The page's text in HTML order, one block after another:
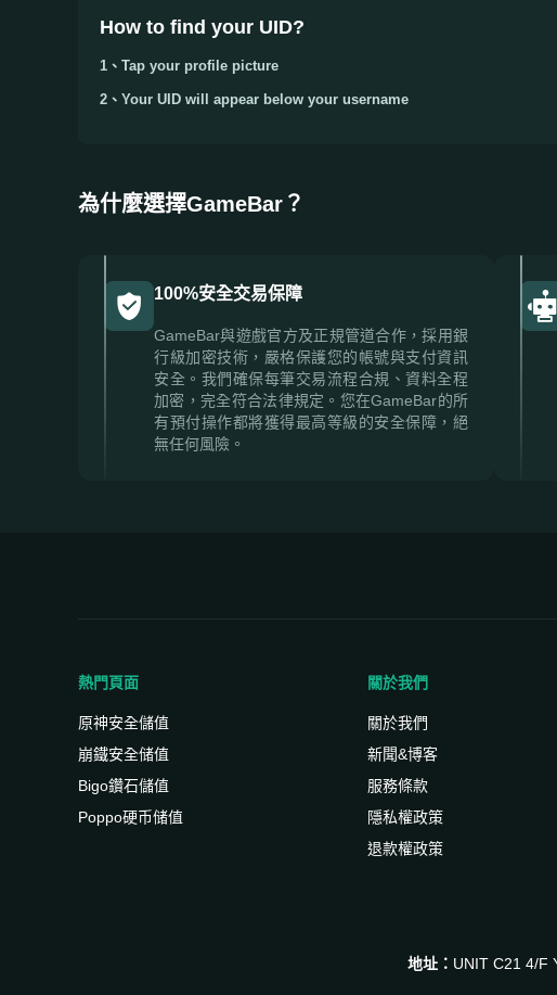
How to find your UID?
1、Tap your profile picture
2、Your UID will appear below your username
為什麼選擇GameBar？
100%安全交易保障
GameBar與遊戲官方及正規管道合作，採用銀
行級加密技術，嚴格保護您的帳號與支付資訊
安全。我們確保每筆交易流程合規、資料全程
加密，完全符合法律規定。您在GameBar的所
有預付操作都將獲得最高等級的安全保障，絕
無任何風險。
熱門頁面
原神安全儲值
崩鐵安全储值
Bigo鑽石儲值
Poppo硬币储值
關於我們
關於我們
新聞&博客
服務條款
隱私權政策
退款權政策
地址： UNIT C21 4/F